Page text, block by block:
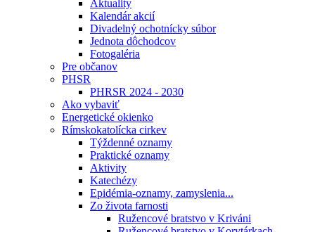
Aktuality
Kalendár akcií
Divadelný ochotnícky súbor
Jednota dôchodcov
Fotogaléria
Pre občanov
PHSR
PHRSR 2024 - 2030
Ako vybaviť
Energetické okienko
Rímskokatolícka cirkev
Týždenné oznamy
Praktické oznamy
Aktivity
Katechézy
Epidémia-oznamy, zamyslenia...
Zo života farnosti
Ružencové bratstvo v Kriváni